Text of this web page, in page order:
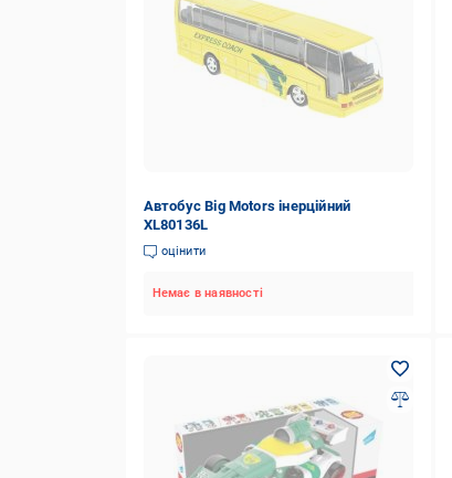
Автобус Big Motors інерційний
XL80136L
оцінити
Немає в наявності